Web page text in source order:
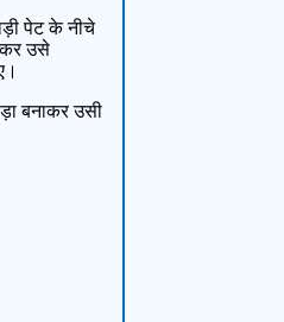
पेट के नीचे
उसे
बनाकर उसी